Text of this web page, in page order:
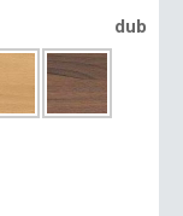
dub